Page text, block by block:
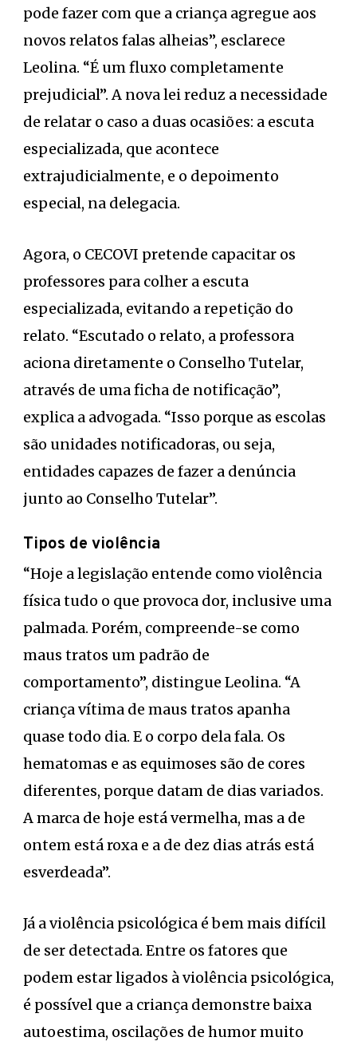
pode fazer com que a criança agregue aos
novos relatos falas alheias”, esclarece
Leolina. “É um fluxo completamente
prejudicial”. A nova lei reduz a necessidade
de relatar o caso a duas ocasiões: a escuta
especializada, que acontece
extrajudicialmente, e o depoimento
especial, na delegacia.
Agora, o CECOVI pretende capacitar os
professores para colher a escuta
especializada, evitando a repetição do
relato. “Escutado o relato, a professora
aciona diretamente o Conselho Tutelar,
através de uma ficha de notificação”,
explica a advogada. “Isso porque as escolas
são unidades notificadoras, ou seja,
entidades capazes de fazer a denúncia
junto ao Conselho Tutelar”.
Tipos de violência
“Hoje a legislação entende como violência
física tudo o que provoca dor, inclusive uma
palmada. Porém, compreende-se como
maus tratos um padrão de
comportamento”, distingue Leolina. “A
criança vítima de maus tratos apanha
quase todo dia. E o corpo dela fala. Os
hematomas e as equimoses são de cores
diferentes, porque datam de dias variados.
A marca de hoje está vermelha, mas a de
ontem está roxa e a de dez dias atrás está
esverdeada”.
Já a violência psicológica é bem mais difícil
de ser detectada. Entre os fatores que
podem estar ligados à violência psicológica,
é possível que a criança demonstre baixa
autoestima, oscilações de humor muito